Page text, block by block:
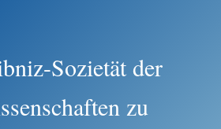
Sozietät der
zu